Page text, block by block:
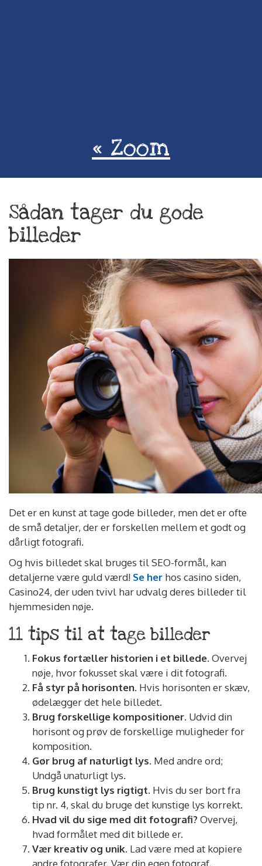
« Zoom
Sådan tager du gode
billeder
Det er en kunst at tage gode billeder, men det er ofte
de små detaljer, der er forskellen mellem et godt og
dårligt fotografi.
Og hvis billedet skal bruges til SEO-formål, kan
detaljerne være guld værd! Se her hos casino siden,
Casino24, der uden tvivl har udvalg deres billeder til
hjemmesiden nøje.
11 tips til at tage billeder
Fokus fortæller historien i et billede. Overvej
nøje, hvor fokusset skal være i dit fotografi.
Få styr på horisonten. Hvis horisonten er skæv,
ødelægger det hele billedet.
Brug forskellige kompositioner. Udvid din
horisont og prøv de forskellige muligheder for
komposition.
Gør brug af naturligt lys. Med andre ord;
Undgå unaturligt lys.
Brug kunstigt lys rigtigt. Hvis du ser bort fra
tip nr. 4, skal du bruge det kunstige lys korrekt.
Hvad vil du sige med dit fotografi?Overvej,
hvad formålet med dit billede er.
Vær kreativ og unik. Lad være med at kopiere
andre fotografer. Vær din egen fotograf.